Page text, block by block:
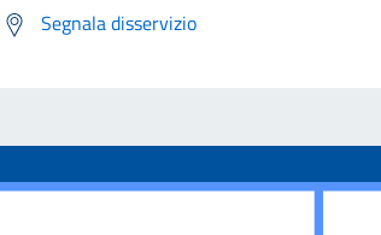
Segnala disservizio